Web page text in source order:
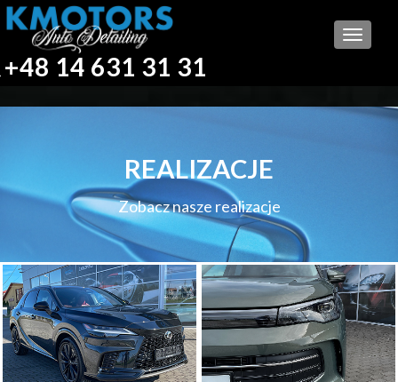
+48 14 631 31 31
REALIZACJE
Zobacz nasze realizacje